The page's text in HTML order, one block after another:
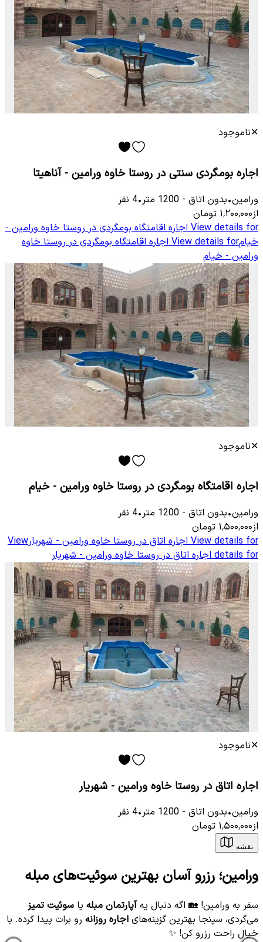
✕ناموجود
اجاره بومگردی سنتی در روستا خاوه ورامین - آناهیتا
ورامین•بدون اتاق -
1200 متر•
4 نفر
از۱٬۲۰۰٬۰۰۰ تومان
View details for اجاره اقامتگاه بومگردی در روستا خاوه ورامین -
خیامView details for اجاره اقامتگاه بومگردی در روستا خاوه
ورامین - خیام
✕ناموجود
اجاره اقامتگاه بومگردی در روستا خاوه ورامین - خیام
ورامین•بدون اتاق -
1200 متر•
4 نفر
از۱٬۵۰۰٬۰۰۰ تومان
View details for اجاره اتاق در روستا خاوه ورامین - شهریارView
details for اجاره اتاق در روستا خاوه ورامین - شهریار
✕ناموجود
اجاره اتاق در روستا خاوه ورامین - شهریار
ورامین•بدون اتاق -
1200 متر•
4 نفر
از۱٬۵۰۰٬۰۰۰ تومان
نقشه
ورامین؛ رزرو آسان بهترین سوئیت‌های مبله
سفر به ورامین! 🏡 اگه دنبال یهآپارتمان مبله یا سوئیت تمیز
می‌گردی، سپنجا بهترین گزینه‌های اجاره روزانه رو برات پیدا کرده. با
خیال راحت رزرو کن! ✨